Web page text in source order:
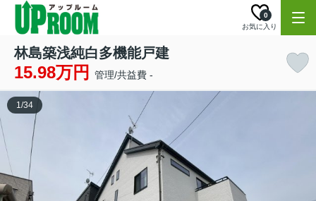
お気に入り
0
林島築浅純白多機能戸建
15.98万円 管理/共益費 -
1/34